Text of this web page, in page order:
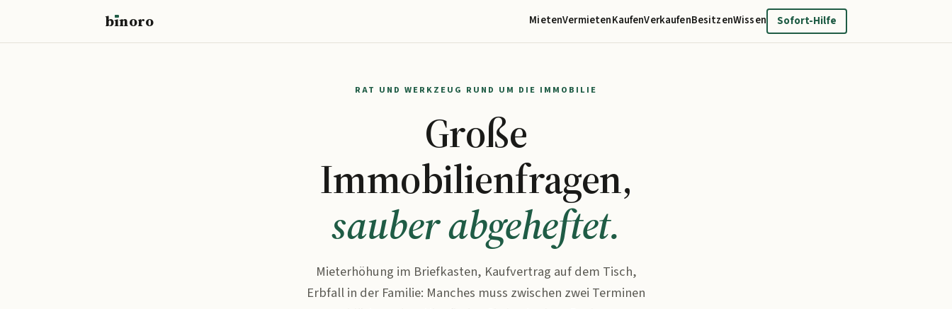
bınoro MietenVermietenKaufenVerkaufenBesitzenWissen Sofort-Hilfe
RAT UND WERKZEUG RUND UM DIE IMMOBILIE
Große
Immobilienfragen,
sauber abgeheftet.
Mieterhöhung im Briefkasten, Kaufvertrag auf dem Tisch,
Erbfall in der Familie: Manches muss zwischen zwei Terminen